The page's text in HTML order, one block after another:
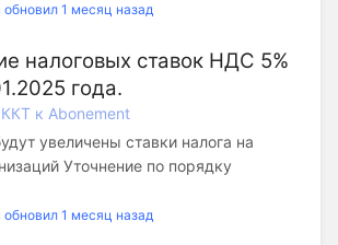
1 месяц назад
налоговых ставок НДС 5%
года.
к Abonement
увеличены ставки налога на
Уточнение по порядку
1 месяц назад